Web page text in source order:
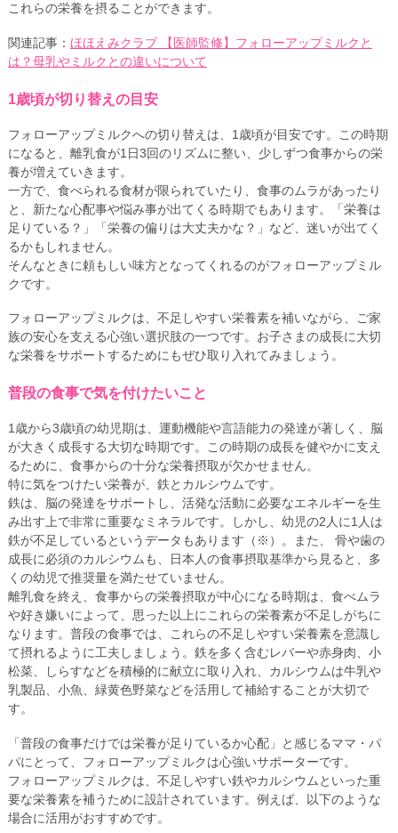
これらの栄養を摂ることができます。
関連記事： ほほえみクラブ 【医師監修】フォローアップミルクと
は？母乳やミルクとの違いについて
1歳頃が切り替えの目安
フォローアップミルクへの切り替えは、1歳頃が目安です。この時期
になると、離乳食が1日3回のリズムに整い、少しずつ食事からの栄
養が増えていきます。
一方で、食べられる食材が限られていたり、食事のムラがあったり
と、新たな心配事や悩み事が出てくる時期でもあります。「栄養は
足りている？」「栄養の偏りは大丈夫かな？」など、迷いが出てく
るかもしれません。
そんなときに頼もしい味方となってくれるのがフォローアップミル
クです。
フォローアップミルクは、不足しやすい栄養素を補いながら、ご家
族の安心を支える心強い選択肢の一つです。お子さまの成長に大切
な栄養をサポートするためにもぜひ取り入れてみましょう。
普段の食事で気を付けたいこと
1歳から3歳頃の幼児期は、運動機能や言語能力の発達が著しく、脳
が大きく成長する大切な時期です。この時期の成長を健やかに支え
るために、食事からの十分な栄養摂取が欠かせません。
特に気をつけたい栄養が、鉄とカルシウムです。
鉄は、脳の発達をサポートし、活発な活動に必要なエネルギーを生
み出す上で非常に重要なミネラルです。しかし、幼児の2人に1人は
鉄が不足しているというデータもあります（※）。また、 骨や歯の
成長に必須のカルシウムも、日本人の食事摂取基準から見ると、多
くの幼児で推奨量を満たせていません。
離乳食を終え、食事からの栄養摂取が中心になる時期は、食べムラ
や好き嫌いによって、思った以上にこれらの栄養素が不足しがちに
なります。普段の食事では、これらの不足しやすい栄養素を意識し
て摂れるように工夫しましょう。鉄を多く含むレバーや赤身肉、小
松菜、しらすなどを積極的に献立に取り入れ、カルシウムは牛乳や
乳製品、小魚、緑黄色野菜などを活用して補給することが大切で
す。
「普段の食事だけでは栄養が足りているか心配」と感じるママ・パ
パにとって、フォローアップミルクは心強いサポーターです。
フォローアップミルクは、不足しやすい鉄やカルシウムといった重
要な栄養素を補うために設計されています。例えば、以下のような
場合に活用がおすすめです。